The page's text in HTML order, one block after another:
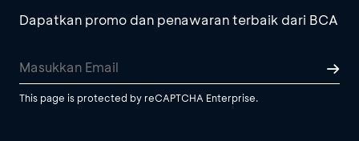
Dapatkan promo dan penawaran terbaik dari BCA
This page is protected by reCAPTCHA Enterprise.